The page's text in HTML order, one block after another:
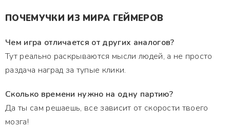
ПОЧЕМУЧКИ ИЗ МИРА ГЕЙМЕРОВ
Чем игра отличается от других аналогов?
Тут реально раскрываются мысли людей, а не просто
раздача наград за тупые клики.
Сколько времени нужно на одну партию?
Да ты сам решаешь, все зависит от скорости твоего
мозга!